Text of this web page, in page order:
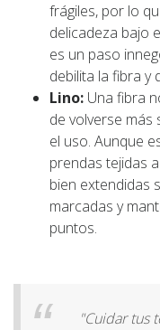
frágiles, por lo
delicadeza bajo
es un paso
debilita la fibra y
Lino: Una fibra
de volverse más
el uso. Aunque
prendas tejidas
bien extendidas
marcadas y
puntos.
"Cuidar tus